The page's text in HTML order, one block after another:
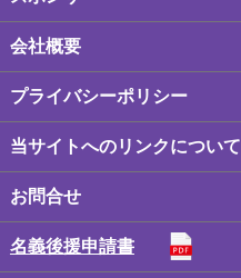
会社概要
プライバシーポリシー
当サイトへのリンクについて
お問合せ
名義後援申請書